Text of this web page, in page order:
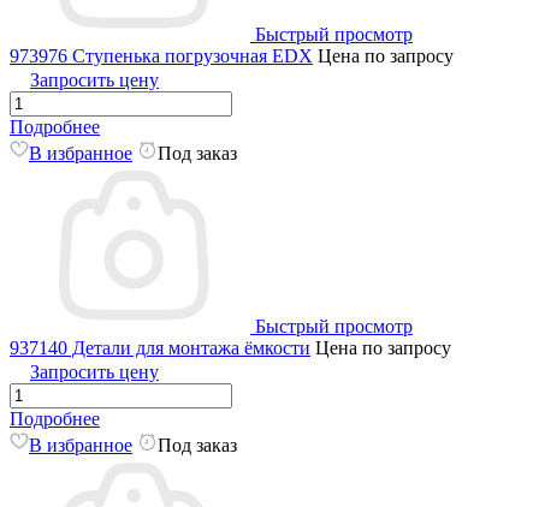
Быстрый просмотр
973976 Ступенька погрузочная EDX Цена по запросу
Запросить цену
Подробнее
В избранное
Под заказ
Быстрый просмотр
937140 Детали для монтажа ёмкости Цена по запросу
Запросить цену
Подробнее
В избранное
Под заказ